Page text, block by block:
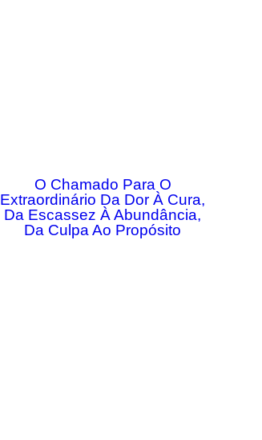
O Chamado Para O
Extraordinário Da Dor À Cura,
Da Escassez À Abundância,
Da Culpa Ao Propósito